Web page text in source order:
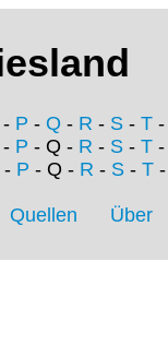
- P - Q - R - S - T -
- P - Q - R - S - T -
- P - Q - R - S- T-
Quellen Über